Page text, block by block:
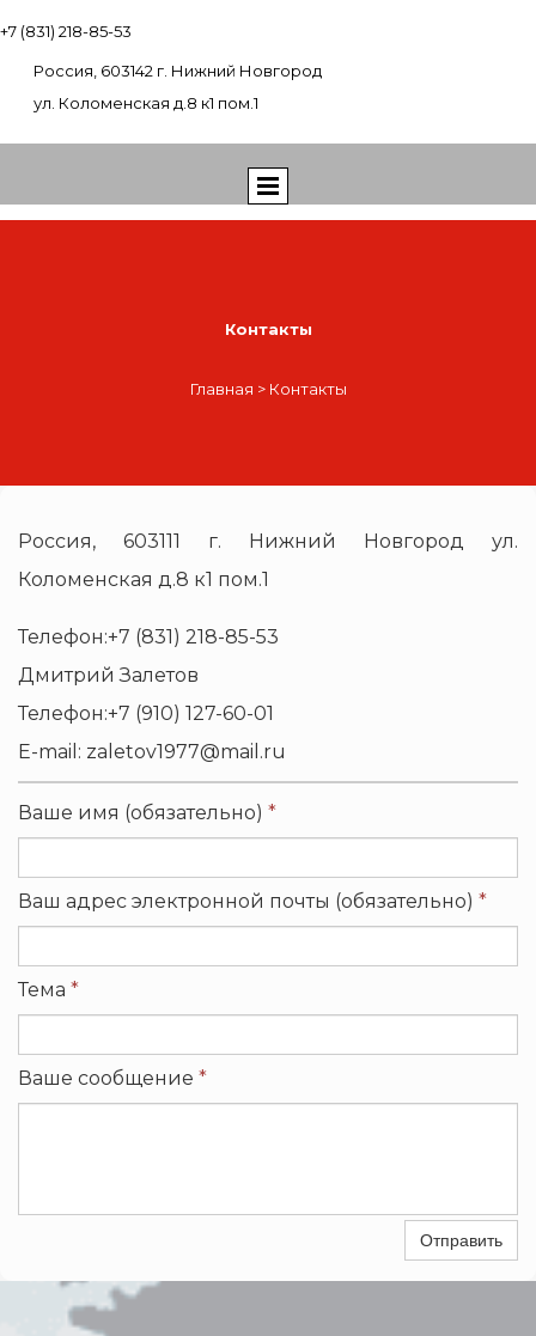
+7 (831) 218-85-53
Россия, 603142 г. Нижний Новгород
ул. Коломенская д.8 к1 пом.1
Контакты
Главная > Контакты
Россия, 603111 г. Нижний Новгород ул.
Коломенская д.8 к1 пом.1
Телефон:+7 (831) 218-85-53
Дмитрий Залетов
Телефон:+7 (910) 127-60-01
E-mail: zaletov1977@mail.ru
Ваше имя (обязательно) *
Ваш адрес электронной почты (обязательно) *
Тема *
Ваше сообщение *
Отправить